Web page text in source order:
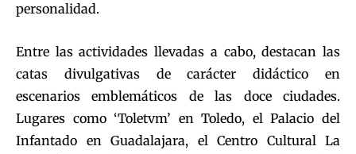
personalidad.
Entre las actividades llevadas a cabo, destacan las
catas divulgativas de carácter didáctico en
escenarios emblemáticos de las doce ciudades.
Lugares como ‘Toletvm’ en Toledo, el Palacio del
Infantado en Guadalajara, el Centro Cultural La